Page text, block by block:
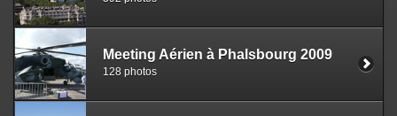
Meeting Aérien à Phalsbourg 2009
128 photos